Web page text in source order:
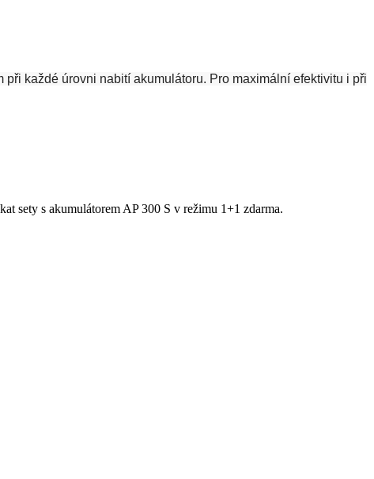
každé úrovni nabití akumulátoru. Pro maximální efektivitu i při
sety s akumulátorem AP 300 S v režimu 1+1 zdarma.